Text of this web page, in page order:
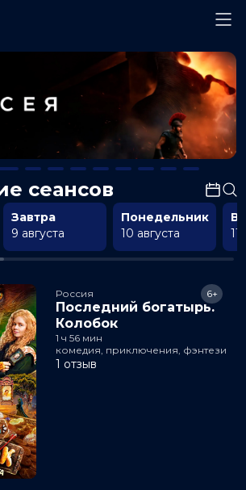
сеансов
Завтра
9 августа
Понедельник
10 августа
11
Россия
Последний богатырь.
Колобок
6+
1 ч 56 мин
комедия, приключения, фэнтези
1 отзыв